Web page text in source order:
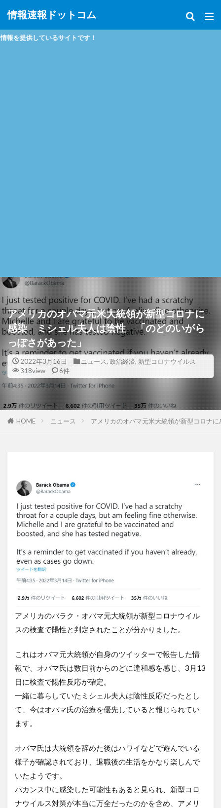
情報速報ドットコム
サイトです！
アメリカのオバマ元米大統領が新型コロナに
感染 ミシェル夫人は陰性 「のどのいがら
っぽさがあった」
2022年3月16日 ニュース, 政治経済, 新型コロナウイルス
318view
6件
HOME ニュース アメリカのオバマ元米大統領が新型コロナ
アメリカのバラク・オバマ元大統領が新型コロナウイル
スの検査で陽性と判定されたことが分かりました。
これはオバマ元大統領が自身のツイッターで報告した情
報で、オバマ氏は数日前からのどに違和感を感じ、3月13
日に検査で陽性反応が確定。
一緒に暮らしていたミシェル夫人は陰性反応だったとし
て、今はオバマ氏の治療を優先していると報じられてい
ます。
オバマ氏は大統領を辞めた後はハワイなどで遊んでいる
様子が確認されており、退職後の生活をかなり楽しんで
いたようです。
バカンス中に感染した可能性もあると見られ、新型コロ
ナウイルス対策が本当に万全だったのかを含め、アメリ